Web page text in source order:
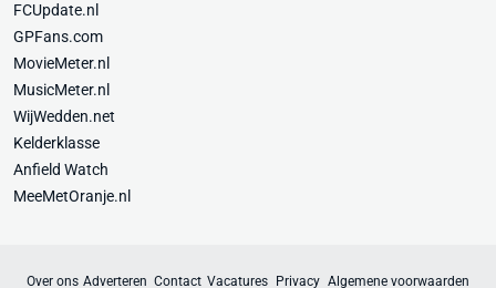
FCUpdate.nl
GPFans.com
MovieMeter.nl
MusicMeter.nl
WijWedden.net
Kelderklasse
Anfield Watch
MeeMetOranje.nl
Over ons Adverteren Contact Vacatures Privacy Algemene voorwaarden